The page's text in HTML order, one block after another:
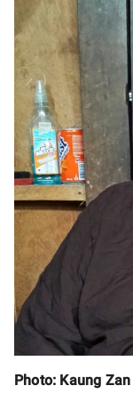
Photo: Kaung Zan